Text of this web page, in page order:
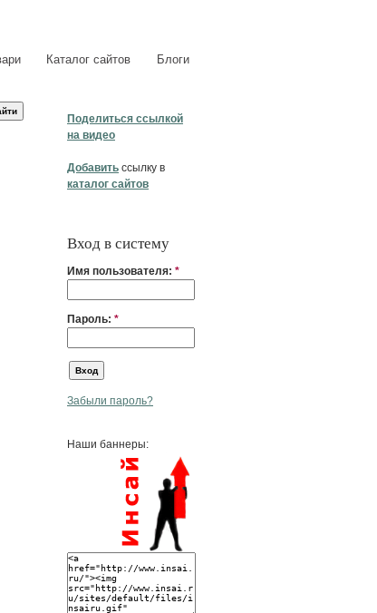
Каталог сайтов Блоги
Поделиться ссылкой
на видео
Добавить ссылку в
каталог сайтов
Вход в систему
Имя пользователя: *
Пароль: *
Забыли пароль?
Наши баннеры: